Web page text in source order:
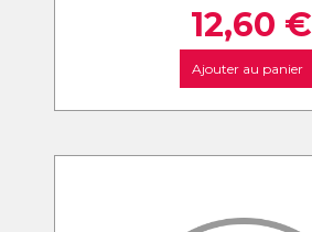
12,60 €
Ajouter au panier